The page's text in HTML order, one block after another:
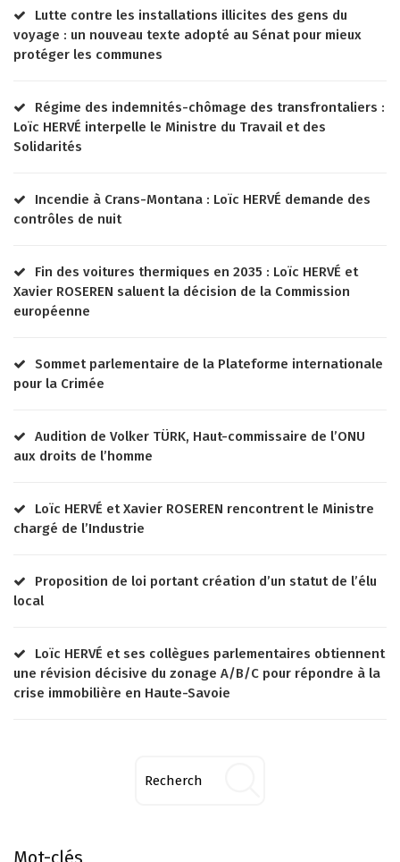
Lutte contre les installations illicites des gens du
voyage : un nouveau texte adopté au Sénat pour mieux
protéger les communes
Régime des indemnités-chômage des transfrontaliers :
Loïc HERVÉ interpelle le Ministre du Travail et des
Solidarités
Incendie à Crans-Montana : Loïc HERVÉ demande des
contrôles de nuit
Fin des voitures thermiques en 2035 : Loïc HERVÉ et
Xavier ROSEREN saluent la décision de la Commission
européenne
Sommet parlementaire de la Plateforme internationale
pour la Crimée
Audition de Volker TÜRK, Haut-commissaire de l’ONU
aux droits de l’homme
Loïc HERVÉ et Xavier ROSEREN rencontrent le Ministre
chargé de l’Industrie
Proposition de loi portant création d’un statut de l’élu
local
Loïc HERVÉ et ses collègues parlementaires obtiennent
une révision décisive du zonage A/B/C pour répondre à la
crise immobilière en Haute-Savoie